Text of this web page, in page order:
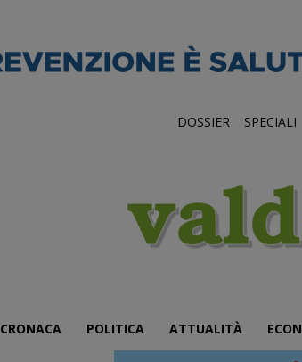
DOSSIER SPECIALI
CRONACA POLITICA ATTUALITÀ